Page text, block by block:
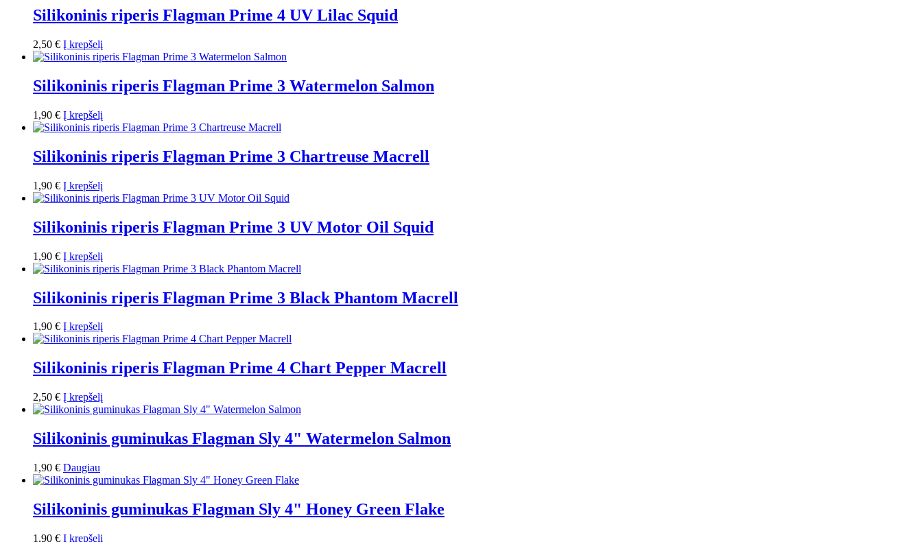
Silikoninis riperis Flagman Prime 4 UV Lilac Squid
2,50 € Į krepšelį
Silikoninis riperis Flagman Prime 3 Watermelon Salmon
1,90 € Į krepšelį
Silikoninis riperis Flagman Prime 3 Chartreuse Macrell
1,90 € Į krepšelį
Silikoninis riperis Flagman Prime 3 UV Motor Oil Squid
1,90 € Į krepšelį
Silikoninis riperis Flagman Prime 3 Black Phantom Macrell
1,90 € Į krepšelį
Silikoninis riperis Flagman Prime 4 Chart Pepper Macrell
2,50 € Į krepšelį
Silikoninis guminukas Flagman Sly 4" Watermelon Salmon
1,90 € Daugiau
Silikoninis guminukas Flagman Sly 4" Honey Green Flake
1,90 € Į krepšelį